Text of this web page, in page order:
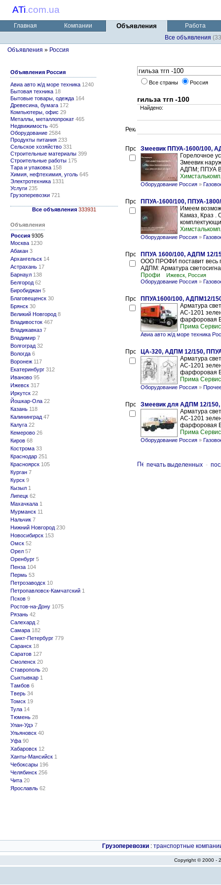
ATi.com.ua
Главная Компании Объявления
Работа
Все объявления
Объявления » Россия
Объявления Россия
Авиа авто ж/д море техника 1240
Бытовая техника 18
Бытовые товары, одежда 164
Древесина, бумага 172
Компьютеры, офис 29
Металлы, металлопрокат 465
Недвижимость 405
Оборудование 2584
Продукты питания 233
Сельское хозяйство 331
Строительные материалы 399
Строительные работы 175
Тара и упаковка 158
Химия, нефтехимия, уголь 645
Электротехника 1331
Услуги 235
Грузоперевозки 721
Все объявления 333931
Объявления
Россия 9305
Москва 1230
Абакан 3
Архангельск 14
Астрахань 17
Барнаул 138
Белгород 62
Биробиджан 5
Благовещенск 30
Брянск 30
Великий Новгород 8
Владивосток 467
Владикавказ 7
Владимир 7
Волгоград 32
Вологда 6
Воронеж 117
Екатеринбург 312
Иваново 95
Ижевск 317
Иркутск 22
Йошкар-Ола 22
Казань 118
Калининград 47
Калуга 22
Кемерово 26
Киров 68
Кострома 33
Краснодар 251
Красноярск 105
Курган 7
Курск 9
Кызыл 1
Липецк 62
Махачкала 1
Мурманск 11
Нальчик 7
Нижний Новгород 230
Новосибирск 153
Омск 52
Орел 57
Оренбург 5
Пенза 104
Пермь 53
Петрозаводск 10
Петропавловск-Камчатский 1
Псков 9
Ростов-на-Дону 1075
Рязань 42
Салехард 2
Самара 182
Санкт-Петербург 779
Саранск 18
Саратов 127
Смоленск 20
Ставрополь 20
Сыктывкар 1
Тамбов 6
Тверь 34
Томск 19
Тула 14
Тюмень 28
Улан-Удэ 7
Ульяновск 40
Уфа 90
Хабаровск 12
Ханты-Мансийск 1
Чебоксары 196
Челябинск 256
Чита 20
Ярославль 62
Все страны Россия
гильза тгп -100
Найдено:
Змеевик ППУА-1600/100,
Горелочное
Змеевик
АДПМ; ППУА
Оборудование Россия »
ППУА-1600/100, ППУА-
Имеем
Камаз, Краз .
Оборудование Россия »
ППУА 1600/100, АДПМ 12/
ООО ПРОФИ поставит весь
АДПМ: Арматура
Профи
Ижевск, Россия
Оборудование Россия »
ППУА1600/100, АДПМ12/
Арматура
АС-1201
фарфоровая
Прима
Авиа авто ж/д море техника
ЦА-320, АДПМ 12/150,
Арматура
АС-1201
фарфоровая
Прима
Оборудование Россия »
Змеевик для АДПМ 12/
Арматура
АС-1201
фарфоровая
Прима
Оборудование Россия »
печать выделенных -
Грузоперевозки : транспортные
Copyright © 2000 -